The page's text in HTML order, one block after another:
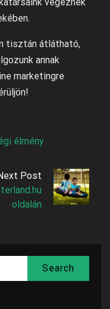
végeznek
tisztán átlátható,
annak
marketingre
élmény
Post
oldalán